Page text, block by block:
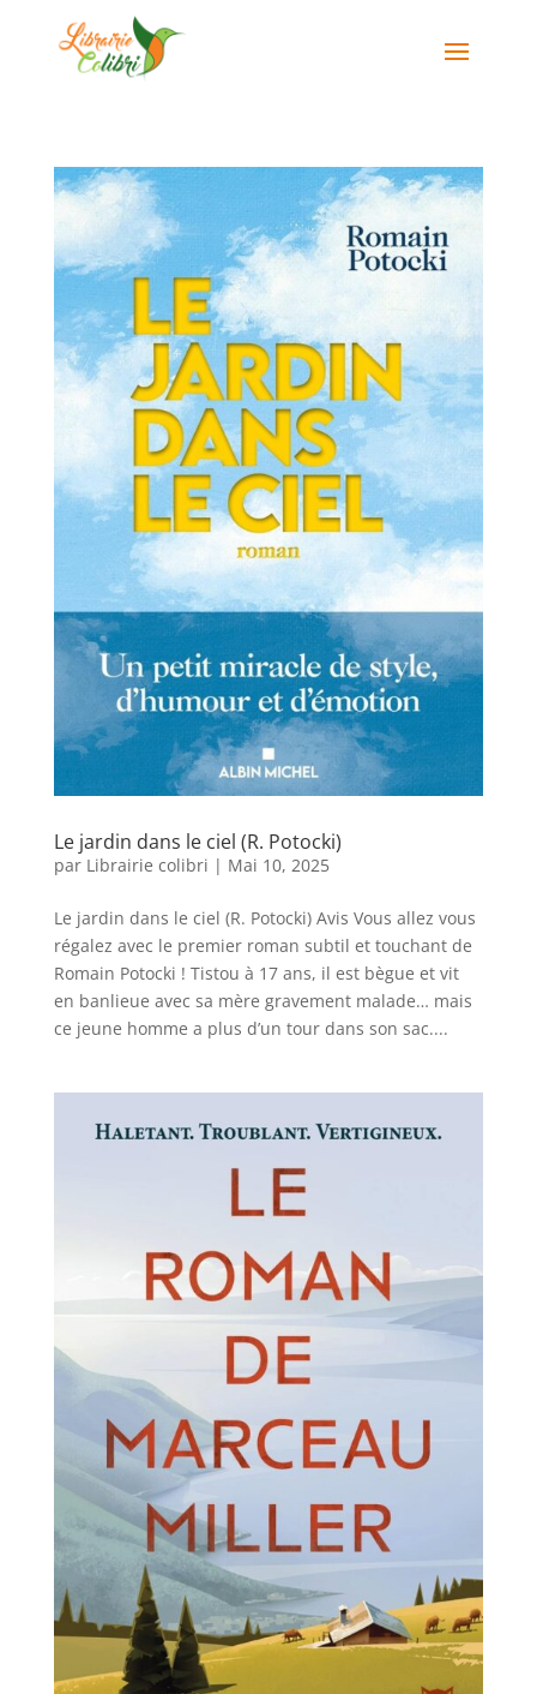
Le jardin dans le ciel (R. Potocki)
par Librairie colibri | Mai 10, 2025
Le jardin dans le ciel (R. Potocki) Avis Vous allez vous
régalez avec le premier roman subtil et touchant de
Romain Potocki ! Tistou à 17 ans, il est bègue et vit
en banlieue avec sa mère gravement malade… mais
ce jeune homme a plus d’un tour dans son sac....